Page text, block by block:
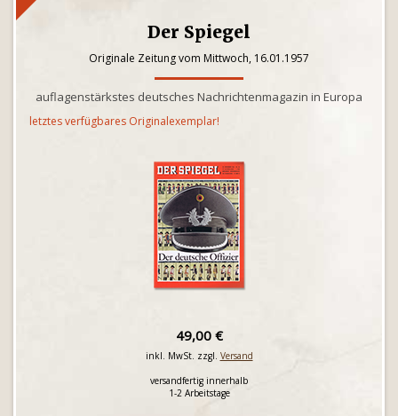
Der Spiegel
Originale Zeitung vom Mittwoch, 16.01.1957
auflagenstärkstes deutsches Nachrichtenmagazin in Europa
letztes verfügbares Originalexemplar!
49,00 €
inkl. MwSt. zzgl. Versand
versandfertig innerhalb
1-2 Arbeitstage